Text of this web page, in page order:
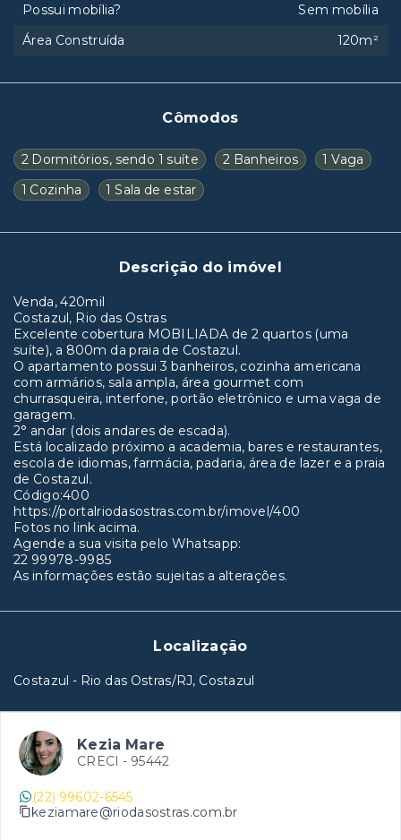
Cômodos
2 Dormitórios, sendo 1 suíte 2 Banheiros
1 Vaga
1 Cozinha
1 Sala de estar
Descrição do imóvel
Venda, 420mil
Costazul, Rio das Ostras
Excelente cobertura MOBILIADA de 2 quartos (uma
suíte), a 800m da praia de Costazul.
O apartamento possui 3 banheiros, cozinha americana
com armários, sala ampla, área gourmet com
churrasqueira, interfone, portão eletrônico e uma vaga de
garagem.
2° andar (dois andares de escada).
Está localizado próximo a academia, bares e restaurantes,
escola de idiomas, farmácia, padaria, área de lazer e a praia
de Costazul.
Código:400
https://portalriodasostras.com.br/imovel/400
Fotos no link acima.
Agende a sua visita pelo Whatsapp:
22 99978-9985
As informações estão sujeitas a alterações.
Localização
Costazul - Rio das Ostras/RJ, Costazul
Possui mobília?
Sem mobília
Área Construída
120m²
Kezia Mare
CRECI - 95442
(22) 99602-6545
keziamare@riodasostras.com.br